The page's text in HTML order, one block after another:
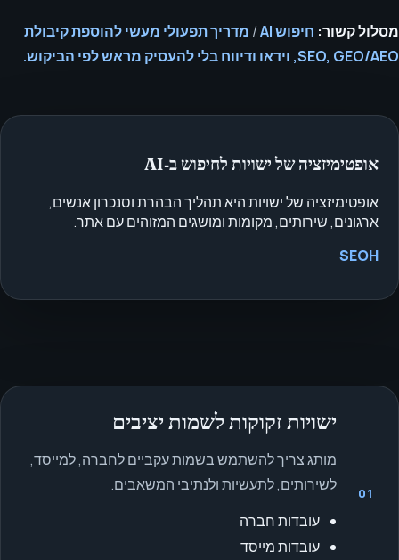
מסלול קשור: חיפוש AI / מדריך תפעולי מעשי להוספת קיבולת
SEO, GEO/AEO, וידאו ודיווח בלי להעסיק מראש לפי הביקוש.
אופטימיזציה של ישויות לחיפוש ב‑AI
אופטימיזציה של ישויות היא תהליך הבהרת וסנכרון אנשים,
ארגונים, שירותים, מקומות ומושגים המזוהים עם אתר.
SEOH
01
ישויות זקוקות לשמות יציבים
מותג צריך להשתמש בשמות עקביים לחברה, למייסד,
לשירותים, לתעשיות ולנתיבי המשאבים.
עובדות חברה
עובדות מייסד